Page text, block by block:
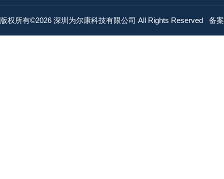
版权所有©2026 深圳为尔康科技有限公司 All Rights Reserved 备